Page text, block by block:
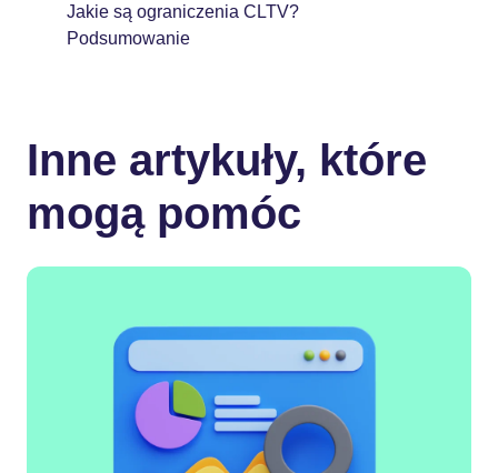
Jakie są ograniczenia CLTV?
Podsumowanie
Inne artykuły, które
mogą pomóc